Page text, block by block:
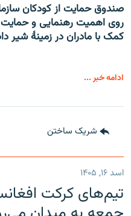
صندوق حمایت از کودکان
روی اهمیت رهنمایی و حمایت
کمک با مادران در زمینۀ شیر
ادامه خبر ...
شریک ساختن
اسد ۱۶, ۱۴۰۵
تیم‌های کرکت